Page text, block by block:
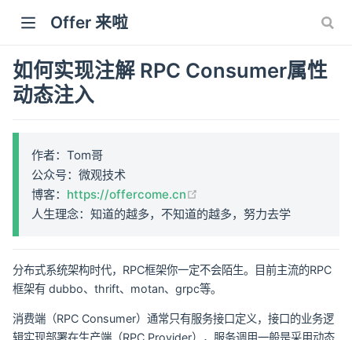
Offer 来啦
如何实现注解 RPC Consumer属性
动态注入
作者：Tom哥
公众号：微观技术
博客： https://offercome.cn
人生理念：知道的越多，不知道的越多，努力去学
分布式系统架构时代，RPC框架你一定不会陌生。目前主流的RPC
框架有 dubbo、thrift、motan、grpc等。
消费端（RPC Consumer）通常只有服务接口定义，接口的业务逻